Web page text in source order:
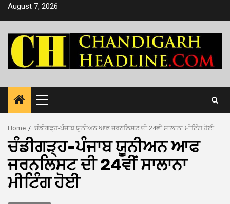
SkipAugust 7, 2026
Primary
Menu
Home ਚੰਡੀਗੜ੍ਹ-ਪੰਜਾਬ ਯੂਨੀਅਨ ਆਫ ਜਰਨਲਿਸਟ ਦੀ 24ਵੀਂ ਸਾਲਾਨਾ ਮੀਟਿੰਗ ਹੋਈ
ਚੰਡੀਗੜ੍ਹ-ਪੰਜਾਬ ਯੂਨੀਅਨ ਆਫ
ਜਰਨਲਿਸਟ ਦੀ 24ਵੀਂ ਸਾਲਾਨਾ
ਮੀਟਿੰਗ ਹੋਈ